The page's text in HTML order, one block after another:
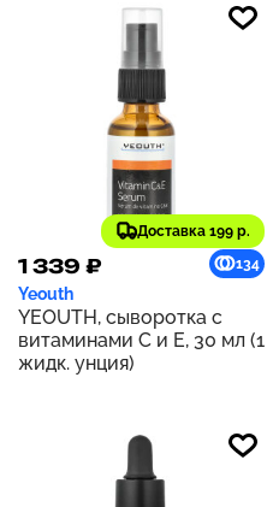
Доставка 199 р.
1 339 ₽ 134
Yeouth
YEOUTH, сыворотка с
витаминами С и Е, 30 мл (1
жидк. унция)